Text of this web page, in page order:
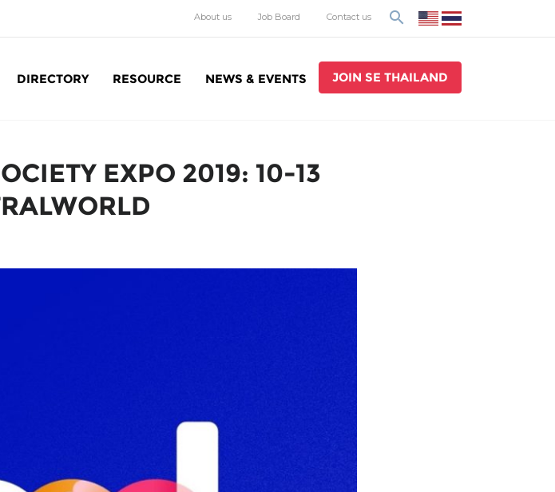
About us Job Board Contact us search
DIRECTORY RESOURCE NEWS & EVENTS JOIN SE THAILAND
EXPO 2019: 10-13